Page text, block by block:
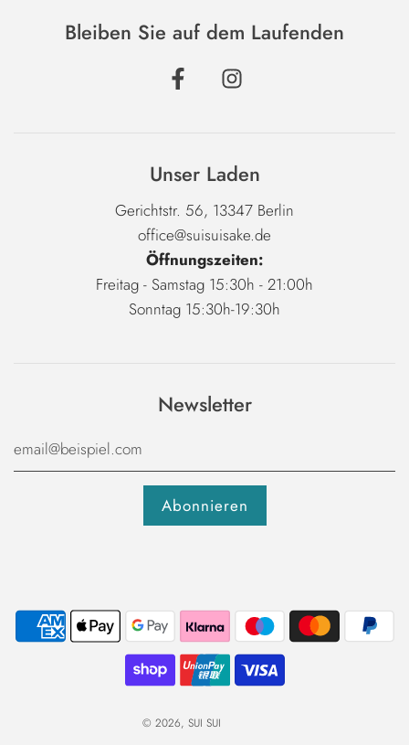
Bleiben Sie auf dem Laufenden
Unser Laden
Gerichtstr. 56, 13347 Berlin
office@suisuisake.de
Öffnungszeiten:
Freitag - Samstag 15:30h - 21:00h
Sonntag 15:30h-19:30h
Newsletter
© 2026, SUI SUI